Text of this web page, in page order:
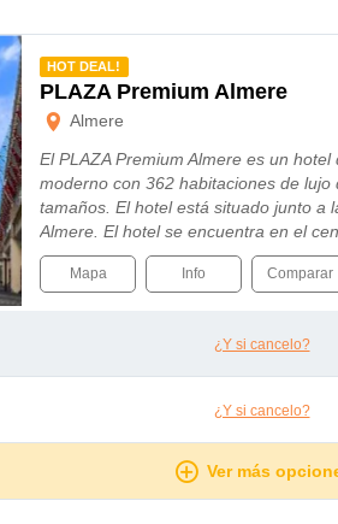
HOT DEAL!
PLAZA Premium Almere
Almere
El PLAZA Premium Almere es un
moderno con 362 habitaciones de
tamaños. El hotel está situado junto a
Almere. El hotel se encuentra en el
Mapa Info Comparar
¿Y si cancelo?
¿Y si cancelo?
Ver más